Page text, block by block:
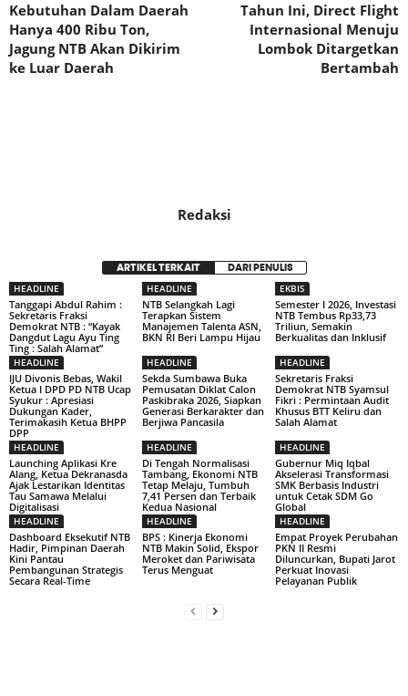
Kebutuhan Dalam Daerah
Hanya 400 Ribu Ton,
Jagung NTB Akan Dikirim
ke Luar Daerah
Tahun Ini, Direct Flight
Internasional Menuju
Lombok Ditargetkan
Bertambah
Redaksi
ARTIKEL TERKAIT DARI PENULIS
HEADLINE
Tanggapi Abdul Rahim :
Sekretaris Fraksi
Demokrat NTB : “Kayak
Dangdut Lagu Ayu Ting
Ting : Salah Alamat”
HEADLINE
NTB Selangkah Lagi
Terapkan Sistem
Manajemen Talenta ASN,
BKN RI Beri Lampu Hijau
EKBIS
Semester I 2026, Investasi
NTB Tembus Rp33,73
Triliun, Semakin
Berkualitas dan Inklusif
HEADLINE
IJU Divonis Bebas, Wakil
Ketua I DPD PD NTB Ucap
Syukur : Apresiasi
Dukungan Kader,
Terimakasih Ketua BHPP
DPP
HEADLINE
Sekda Sumbawa Buka
Pemusatan Diklat Calon
Paskibraka 2026, Siapkan
Generasi Berkarakter dan
Berjiwa Pancasila
HEADLINE
Sekretaris Fraksi
Demokrat NTB Syamsul
Fikri : Permintaan Audit
Khusus BTT Keliru dan
Salah Alamat
HEADLINE
Launching Aplikasi Kre
Alang, Ketua Dekranasda
Ajak Lestarikan Identitas
Tau Samawa Melalui
Digitalisasi
HEADLINE
Di Tengah Normalisasi
Tambang, Ekonomi NTB
Tetap Melaju, Tumbuh
7,41 Persen dan Terbaik
Kedua Nasional
HEADLINE
Gubernur Miq Iqbal
Akselerasi Transformasi
SMK Berbasis Industri
untuk Cetak SDM Go
Global
HEADLINE
Dashboard Eksekutif NTB
Hadir, Pimpinan Daerah
Kini Pantau
Pembangunan Strategis
Secara Real-Time
HEADLINE
BPS : Kinerja Ekonomi
NTB Makin Solid, Ekspor
Meroket dan Pariwisata
Terus Menguat
HEADLINE
Empat Proyek Perubahan
PKN II Resmi
Diluncurkan, Bupati Jarot
Perkuat Inovasi
Pelayanan Publik